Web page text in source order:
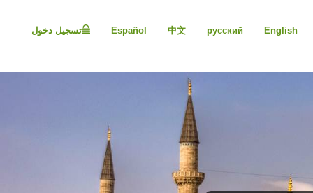
English
русский
中文
Español تسجيل دخول